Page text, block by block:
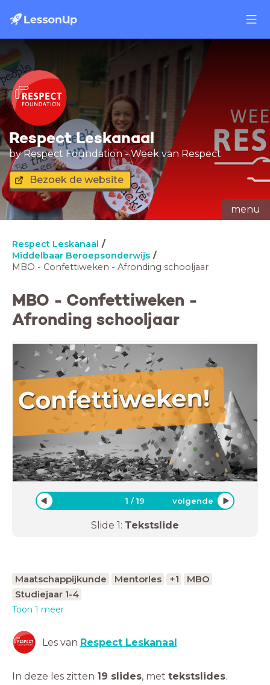
Respect Leskanaal
by Respect Foundation - Week van Respect
Bezoek de website
menu
Respect Leskanaal
Middelbaar Beroepsonderwijs
MBO - Confettiweken - Afronding schooljaar
MBO - Confettiweken -
Afronding schooljaar
1 /19 volgende
Slide 1: Tekstslide
Maatschappijkunde Mentorles +1
MBO
Studiejaar 1-4
Toon 1 meer
Les van Respect Leskanaal
In deze les zitten 19 slides, met tekstslides.